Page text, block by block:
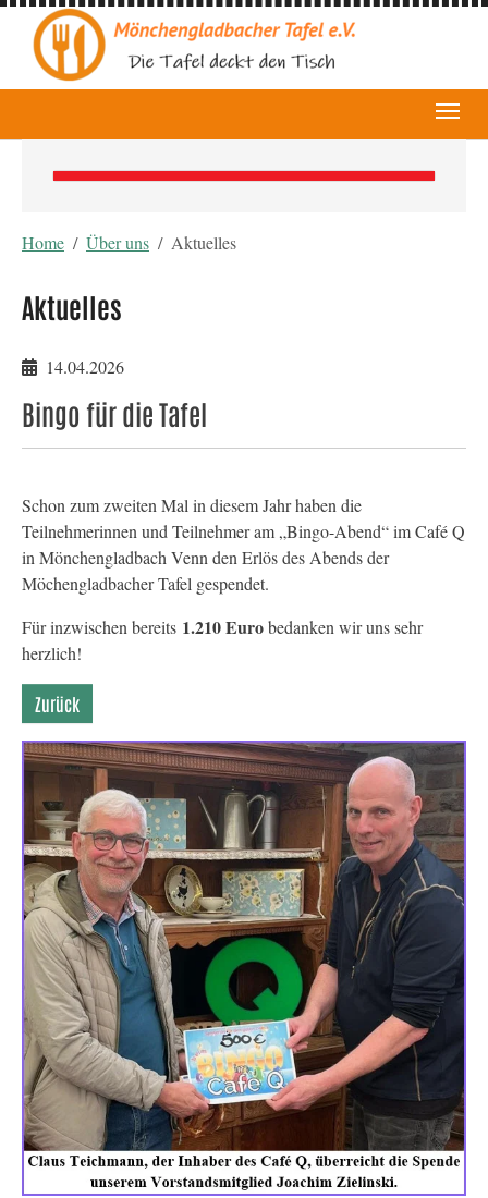
Home
Über uns Aktuelles
Aktuelles
14.04.2026
Bingo für die Tafel
Schon zum zweiten Mal in diesem Jahr haben die
Teilnehmerinnen und Teilnehmer am „Bingo-Abend“ im Café Q
in Mönchengladbach Venn den Erlös des Abends der
Möchengladbacher Tafel gespendet.
Für inzwischen bereits 1.210 Eurobedanken wir uns sehr
herzlich!
Zurück